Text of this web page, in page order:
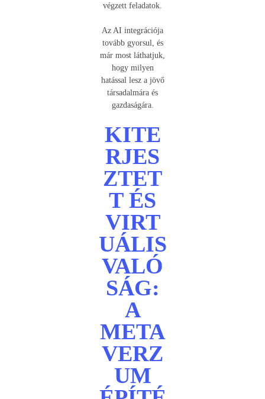
végzett feladatok.
Az AI integrációja
tovább gyorsul, és
már most láthatjuk,
hogy milyen
hatással lesz a jövő
társadalmára és
gazdaságára.
KITE
RJES
ZTET
T ÉS
VIRT
UÁLIS
VALÓ
SÁG:
A
META
VERZ
UM